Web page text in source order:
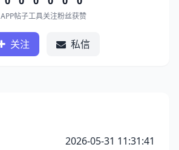
APP帖子工具关注粉丝获赞
关注 私信
2026-05-31 11:31:41